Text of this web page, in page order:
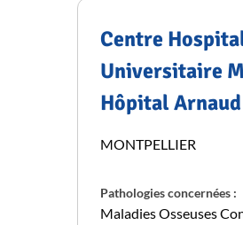
Centre
Universitaire
Hôpital
MONTPELLIER
Pathologies concernées :
Maladies Osseuses